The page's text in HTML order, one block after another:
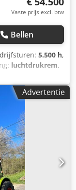
Vaste prijs excl. btw
Bellen
5.500 h,
luchtdrukrem,
Advertentie